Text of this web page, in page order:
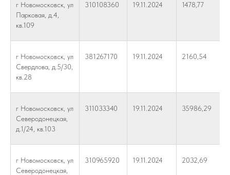
г Новомосковск, ул
Парковая, д.4,
кв.109
310108360 19.11.2024 1478,77
г Новомосковск, ул
Свердлова, д.5/30,
кв.28
381267170 19.11.2024 2160,54
г Новомосковск, ул
Северодонецкая,
д.1/24, кв.103
311033340 19.11.2024 35986,29
г Новомосковск, ул
Северодонецкая,
310965920 19.11.2024 2032,69